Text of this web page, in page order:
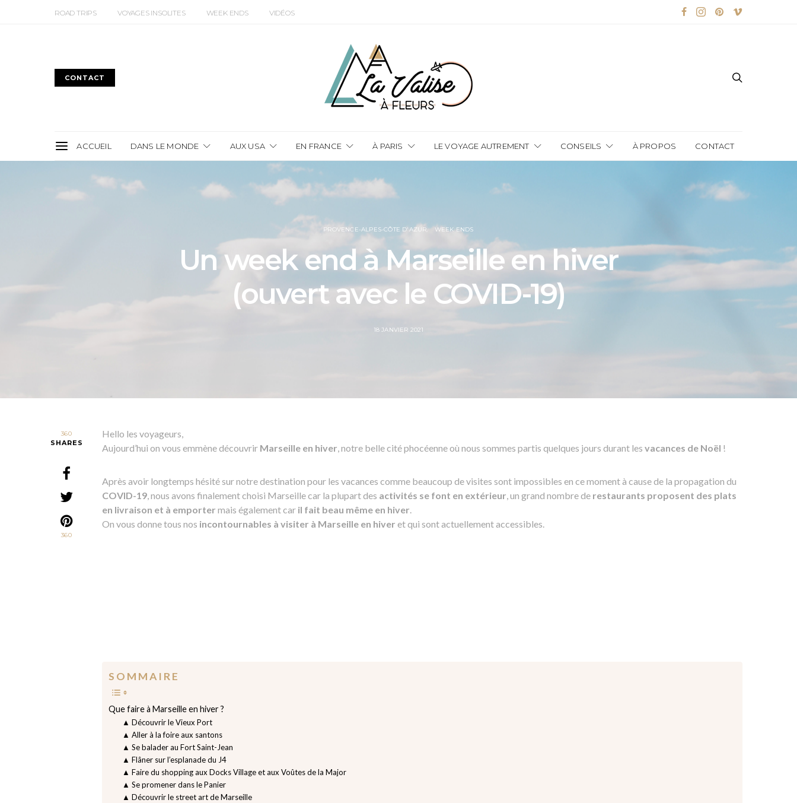
ROAD TRIPS VOYAGES INSOLITES WEEK ENDS VIDÉOS
CONTACT
ACCUEIL DANS LE MONDE AUX USA EN FRANCE À PARIS LE VOYAGE AUTREMENT CONSEILS À PROPOS CONTACT
PROVENCE-ALPES-CÔTE D'AZUR WEEK ENDS
Un week end à Marseille en hiver
(ouvert avec le COVID-19)
POSTED
18 JANVIER 2021
360
SHARES
360
Hello les voyageurs,
Aujourd’hui on vous emmène découvrir Marseille en hiver, notre belle cité phocéenne où nous sommes partis quelques jours durant les vacances de Noël !
Après avoir longtemps hésité sur notre destination pour les vacances comme beaucoup de visites sont impossibles en ce moment à cause de la propagation du
COVID-19, nous avons finalement choisi Marseille car la plupart des activités se font en extérieur, un grand nombre de restaurants proposent des plats
en livraison et à emporter mais également car il fait beau même en hiver.
On vous donne tous nos incontournables à visiter à Marseille en hiver et qui sont actuellement accessibles.
S O M M A I R E
Que faire à Marseille en hiver ?
▲ Découvrir le Vieux Port
▲ Aller à la foire aux santons
▲ Se balader au Fort Saint-Jean
▲ Flâner sur l’esplanade du J4
▲ Faire du shopping aux Docks Village et aux Voûtes de la Major
▲ Se promener dans le Panier
▲ Découvrir le street art de Marseille